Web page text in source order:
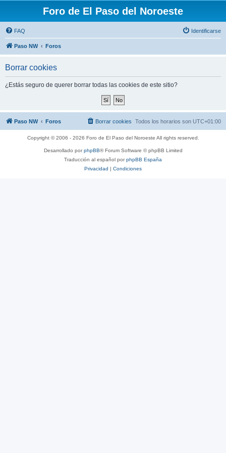
Foro de El Paso del Noroeste
FAQ Identificarse
Paso NW Foros
Borrar cookies
¿Estás seguro de querer borrar todas las cookies de este sitio?
Paso NW Foros Todos los horarios son UTC+01:00
Borrar cookies
Copyright © 2006 - 2026 Foro de El Paso del Noroeste All rights reserved.
Desarrollado porphpBB® Forum Software © phpBB Limited
Traducción al español porphpBB España
Privacidad | Condiciones